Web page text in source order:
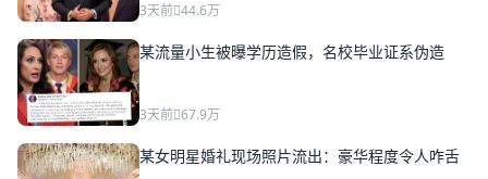
3天前 44.6万
某流量小生被曝学历造假，名校毕业证系伪造
3天前 67.9万
某女明星婚礼现场照片流出：豪华程度令人咋舌